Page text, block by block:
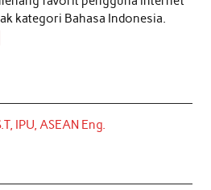
kategori Bahasa Indonesia.
IPU, ASEAN Eng.